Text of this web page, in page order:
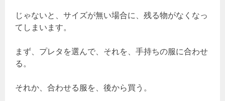
じゃないと、サイズが無い場合に、残る物がなくなっ
てしまいます。
まず、プレタを選んで、それを、手持ちの服に合わせ
る。
それか、合わせる服を、後から買う。